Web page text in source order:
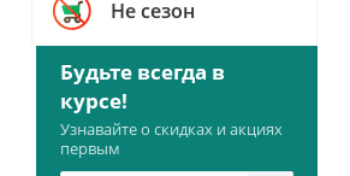
Не сезон
Будьте всегда в
курсе!
Узнавайте о скидках и акциях
первым